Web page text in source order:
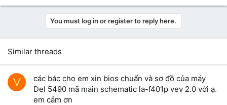
a
n
s
:
You must log in or register to reply here.
Similar threads
V
các bác cho em xin bios chuẩn và sơ đồ của máy
Del 5490 mã main schematic la-f401p vev 2.0 với ạ.
em cảm ơn